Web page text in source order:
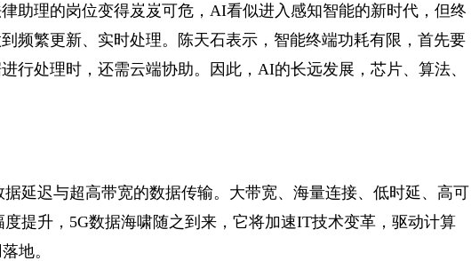
助理的岗位变得岌岌可危，AI看似进入感知智能的新时代，但终
频繁更新、实时处理。陈天石表示，智能终端功耗有限，首先要
行处理时，还需云端协助。因此，AI的长远发展，芯片、算法、
延迟与超高带宽的数据传输。大带宽、海量连接、低时延、高可
提升，5G数据海啸随之到来，它将加速IT技术变革，驱动计算
地。